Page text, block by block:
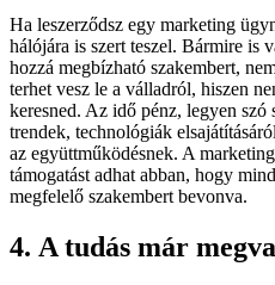
Ha leszerződsz egy marketing
hálójára is szert teszel. Bármire is
hozzá megbízható szakembert,
terhet vesz le a válladról, hiszen
keresned. Az idő pénz, legyen szó
trendek, technológiák
az együttműködésnek. A
támogatást adhat abban, hogy
megfelelő szakembert bevonva.
4. A tudás már